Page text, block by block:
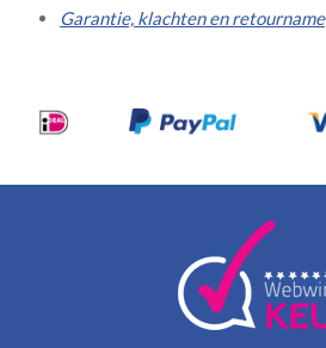
Garantie, klachten en retourname